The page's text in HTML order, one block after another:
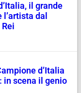
il grande
dal
d’Italia
in scena il genio